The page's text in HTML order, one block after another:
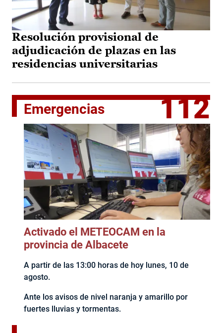
Resolución provisional de
adjudicación de plazas en las
residencias universitarias
Emergencias 112
Activado el METEOCAM en la
provincia de Albacete
A partir de las 13:00 horas de hoy lunes, 10 de
agosto.
Ante los avisos de nivel naranja y amarillo por
fuertes lluvias y tormentas.